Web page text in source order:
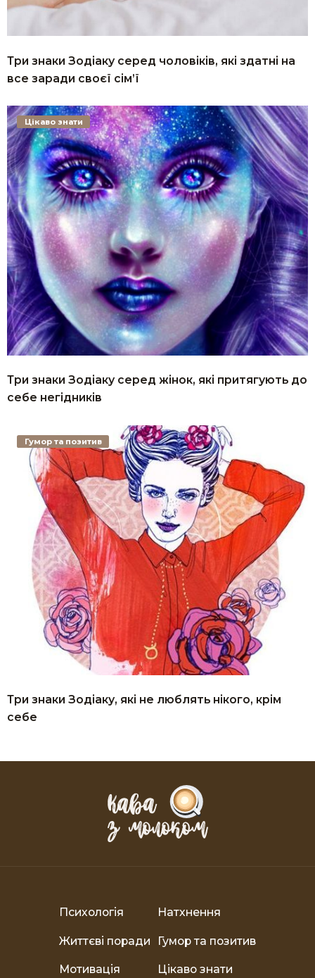
Три знаки Зодіаку серед чоловіків, які здатні на
все заради своєї сім’ї
Три знаки Зодіаку серед жінок, які притягують до
себе негідників
Цікаво знати
Три знаки Зодіаку, які не люблять нікого, крім
себе
Гумор та позитив
Психологія Натхнення
Життєві поради Гумор та позитив
Мотивація Цікаво знати